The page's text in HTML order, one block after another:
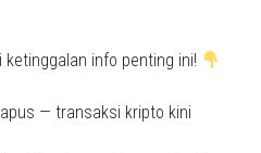
info penting ini!
— transaksi kripto kini